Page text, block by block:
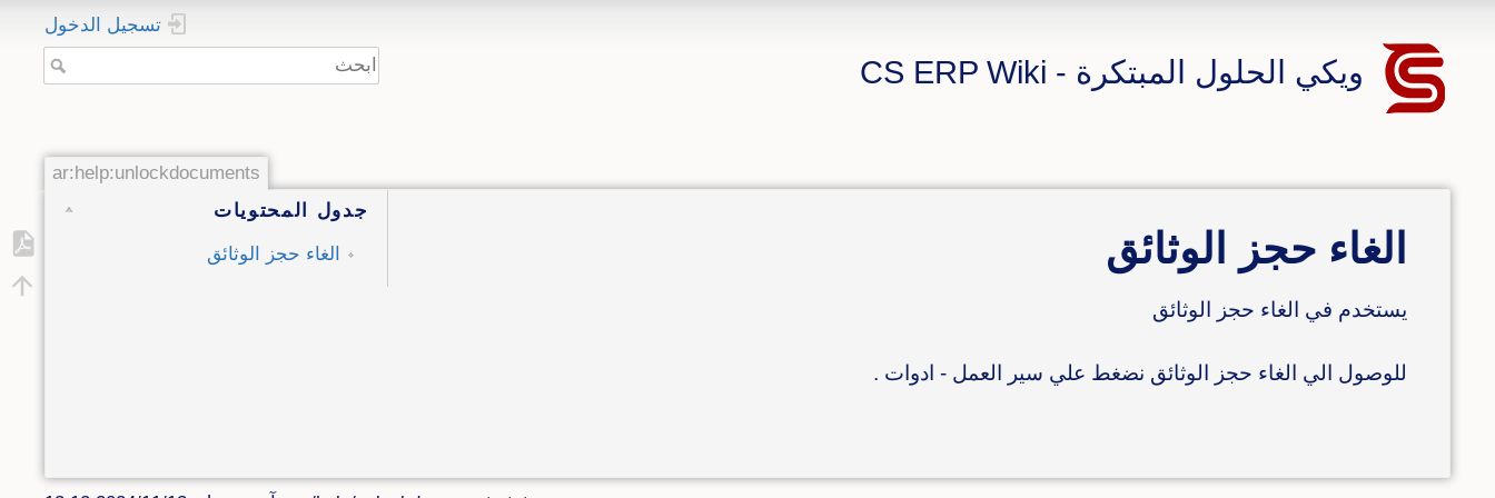
ويكي الحلول المبتكرة - CS ERP Wiki
تسجيل الدخول
ar:help:unlockdocuments
جدول المحتويات
الغاء حجز الوثائق الغاء حجز الوثائق
يستخدم في الغاء حجز الوثائق
للوصول الي الغاء حجز الوثائق نضغط علي سير العمل - ادوات .